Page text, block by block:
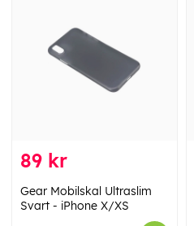
89 kr
Gear Mobilskal Ultraslim
Svart - iPhone X/XS